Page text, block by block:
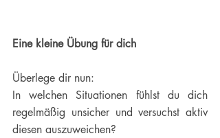
Eine kleine Übung für dich
Überlege dir nun:
In welchen Situationen fühlst du dich
regelmäßig unsicher und versuchst aktiv
diesen auszuweichen?